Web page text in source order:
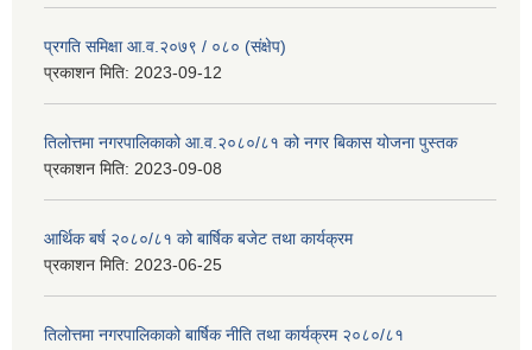
प्रगति समिक्षा आ.व.२०७९ / ०८० (संक्षेप)
प्रकाशन मिति: 2023-09-12
तिलोत्तमा नगरपालिकाको आ.व.२०८०/८१ को नगर बिकास योजना पुस्तक
प्रकाशन मिति: 2023-09-08
आर्थिक बर्ष २०८०/८१ को बार्षिक बजेट तथा कार्यक्रम
प्रकाशन मिति: 2023-06-25
तिलोत्तमा नगरपालिकाको बार्षिक नीति तथा कार्यक्रम २०८०/८१